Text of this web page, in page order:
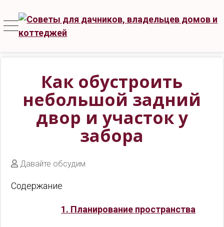
Как обустроить
небольшой задний
двор и участок у
забора
Давайте обсудим
Содержание
1. Планирование пространства